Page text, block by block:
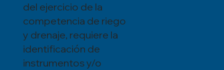
del ejercicio de la
competencia de riego
y drenaje, requiere la
identificación de
instrumentos y/o